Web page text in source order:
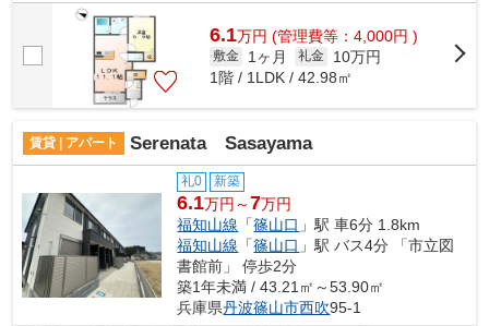
ます◎玄関ホールに大きな収納スペースがあ...
6.1万円 (管理費等：4,000円 )
敷金 1ヶ月 礼金
10万円
1階 / 1LDK / 42.98㎡
賃貸 | アパート Serenata Sasayama
礼0 新築
6.1万円～7万円
福知山線 「篠山口 」駅 車6分 1.8km
福知山線 「篠山口 」駅 バス4分 「市立図
書館前」 停歩2分
築1年未満 / 43.21㎡～53.90㎡
兵庫県丹波篠山市西吹95-1